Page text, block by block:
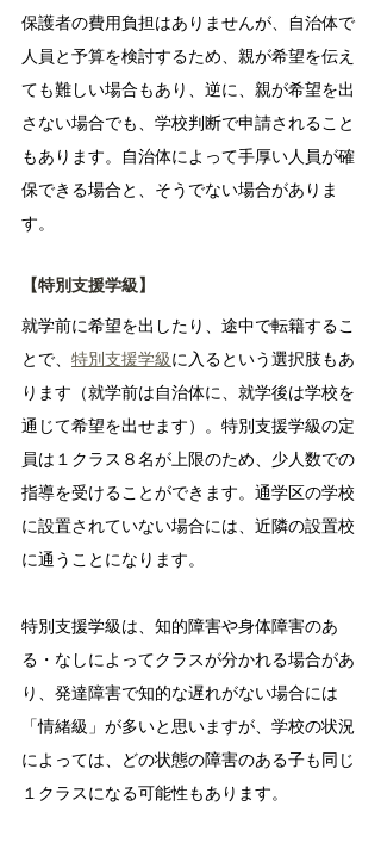
保護者の費用負担はありませんが、自治体で
人員と予算を検討するため、親が希望を伝え
ても難しい場合もあり、逆に、親が希望を出
さない場合でも、学校判断で申請されること
もあります。自治体によって手厚い人員が確
保できる場合と、そうでない場合がありま
す。
【特別支援学級】
就学前に希望を出したり、途中で転籍するこ
とで、 特別支援学級に入るという選択肢もあ
ります（就学前は自治体に、就学後は学校を
通じて希望を出せます）。特別支援学級の定
員は１クラス８名が上限のため、少人数での
指導を受けることができます。通学区の学校
に設置されていない場合には、近隣の設置校
に通うことになります。
特別支援学級は、知的障害や身体障害のあ
る・なしによってクラスが分かれる場合があ
り、発達障害で知的な遅れがない場合には
「情緒級」が多いと思いますが、学校の状況
によっては、どの状態の障害のある子も同じ
１クラスになる可能性もあります。